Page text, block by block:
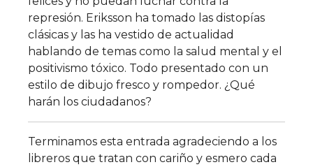
represión. Eriksson ha tomado las distopías
clásicas y las ha vestido de actualidad
hablando de temas como la salud mental y el
positivismo tóxico. Todo presentado con un
estilo de dibujo fresco y rompedor. ¿Qué
harán los ciudadanos?
Terminamos esta entrada agradeciendo a los
libreros que tratan con cariño y esmero cada